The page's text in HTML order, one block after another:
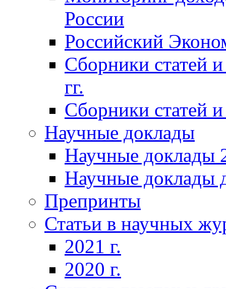
России
Российский
Сборники статей
гг.
Сборники статей
Научные доклады
Научные доклады
Научные доклады
Препринты
Статьи в научных
2021 г.
2020 г.